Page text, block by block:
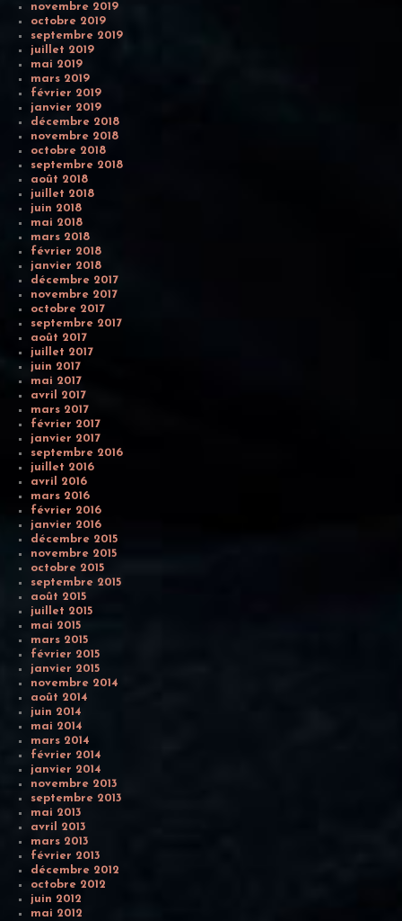
novembre 2019
octobre 2019
septembre 2019
juillet 2019
mai 2019
mars 2019
février 2019
janvier 2019
décembre 2018
novembre 2018
octobre 2018
septembre 2018
août 2018
juillet 2018
juin 2018
mai 2018
mars 2018
février 2018
janvier 2018
décembre 2017
novembre 2017
octobre 2017
septembre 2017
août 2017
juillet 2017
juin 2017
mai 2017
avril 2017
mars 2017
février 2017
janvier 2017
septembre 2016
juillet 2016
avril 2016
mars 2016
février 2016
janvier 2016
décembre 2015
novembre 2015
octobre 2015
septembre 2015
août 2015
juillet 2015
mai 2015
mars 2015
février 2015
janvier 2015
novembre 2014
août 2014
juin 2014
mai 2014
mars 2014
février 2014
janvier 2014
novembre 2013
septembre 2013
mai 2013
avril 2013
mars 2013
février 2013
décembre 2012
octobre 2012
juin 2012
mai 2012